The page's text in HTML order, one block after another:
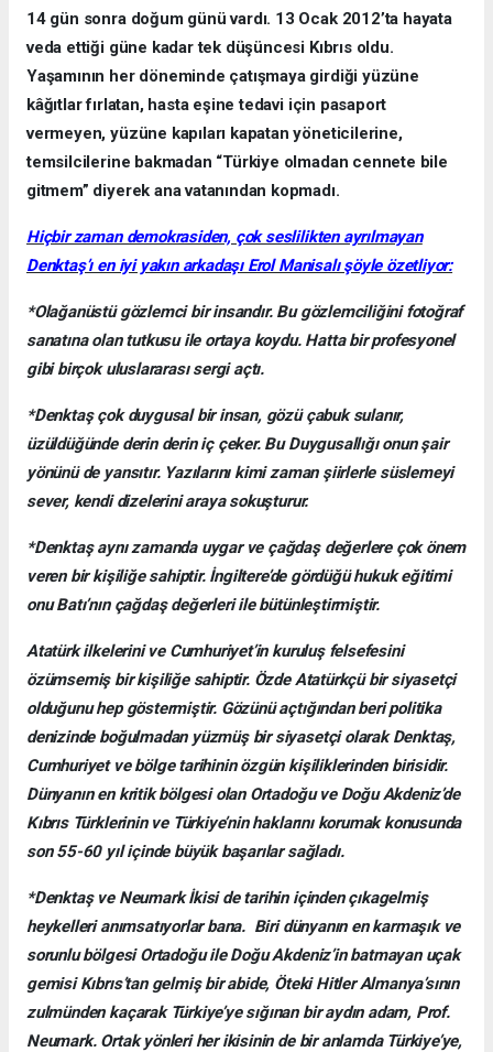
14 gün sonra doğum günü vardı. 13 Ocak 2012’ta hayata
veda ettiği güne kadar tek düşüncesi Kıbrıs oldu.
Yaşamının her döneminde çatışmaya girdiği yüzüne
kâğıtlar fırlatan, hasta eşine tedavi için pasaport
vermeyen, yüzüne kapıları kapatan yöneticilerine,
temsilcilerine bakmadan “Türkiye olmadan cennete bile
gitmem” diyerek ana vatanından kopmadı.
Hiçbir zaman demokrasiden, çok seslilikten ayrılmayan
Denktaş’ı en iyi yakın arkadaşı Erol Manisalı şöyle özetliyor:
*Olağanüstü gözlemci bir insandır. Bu gözlemciliğini fotoğraf
sanatına olan tutkusu ile ortaya koydu. Hatta bir profesyonel
gibi birçok uluslararası sergi açtı.
*Denktaş çok duygusal bir insan, gözü çabuk sulanır,
üzüldüğünde derin derin iç çeker. Bu Duygusallığı onun şair
yönünü de yansıtır. Yazılarını kimi zaman şiirlerle süslemeyi
sever, kendi dizelerini araya sokuşturur.
*Denktaş aynı zamanda uygar ve çağdaş değerlere çok önem
veren bir kişiliğe sahiptir. İngiltere’de gördüğü hukuk eğitimi
onu Batı’nın çağdaş değerleri ile bütünleştirmiştir.
Atatürk ilkelerini ve Cumhuriyet’in kuruluş felsefesini
özümsemiş bir kişiliğe sahiptir. Özde Atatürkçü bir siyasetçi
olduğunu hep göstermiştir. Gözünü açtığından beri politika
denizinde boğulmadan yüzmüş bir siyasetçi olarak Denktaş,
Cumhuriyet ve bölge tarihinin özgün kişiliklerinden birisidir.
Dünyanın en kritik bölgesi olan Ortadoğu ve Doğu Akdeniz’de
Kıbrıs Türklerinin ve Türkiye’nin haklarını korumak konusunda
son 55-60 yıl içinde büyük başarılar sağladı.
*Denktaş ve Neumark İkisi de tarihin içinden çıkagelmiş
heykelleri anımsatıyorlar bana. Biri dünyanın en karmaşık ve
sorunlu bölgesi Ortadoğu ile Doğu Akdeniz’in batmayan uçak
gemisi Kıbrıs’tan gelmiş bir abide, Öteki Hitler Almanya’sının
zulmünden kaçarak Türkiye’ye sığınan bir aydın adam, Prof.
Neumark. Ortak yönleri her ikisinin de bir anlamda Türkiye’ye,